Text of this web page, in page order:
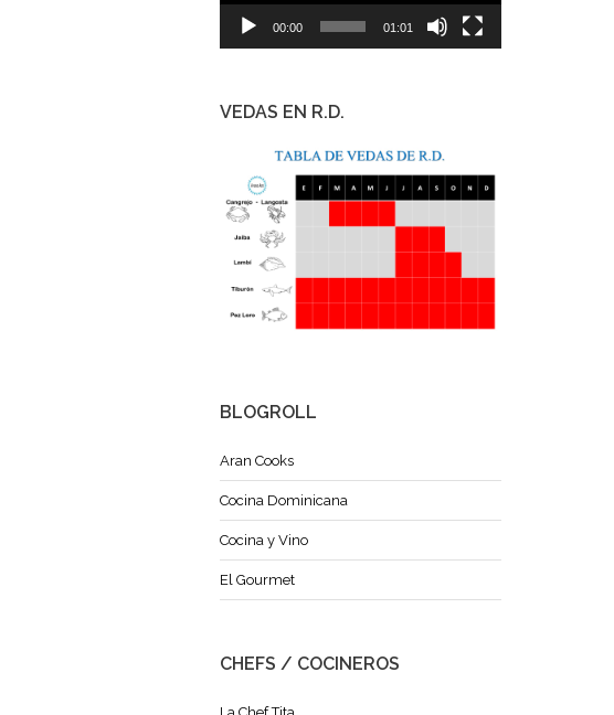
00:00 01:01
VEDAS EN R.D.
BLOGROLL
Aran Cooks
Cocina Dominicana
Cocina y Vino
El Gourmet
CHEFS / COCINEROS